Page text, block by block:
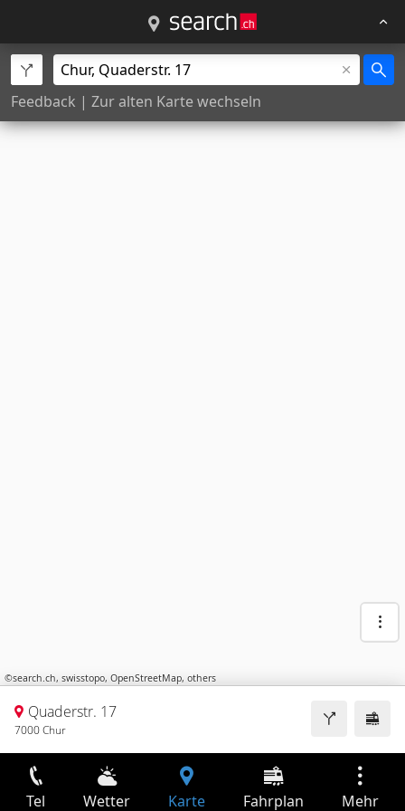
Feedback | Zur alten Karte wechseln
©search.ch, swisstopo, OpenStreetMap, others
Quaderstr. 17
7000 Chur
Tel Wetter Karte Fahrplan Mehr